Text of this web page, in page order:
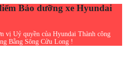
Bảo dưỡng xe Hyundai
vị Uỷ quyền của Hyundai Thành công
Bằng Sông Cửu Long !